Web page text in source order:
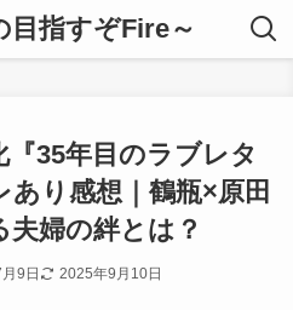
目指すぞFire～
『35年目のラブレタ
あり感想｜鶴瓶×原田
夫婦の絆とは？
9日 2025年9月10日